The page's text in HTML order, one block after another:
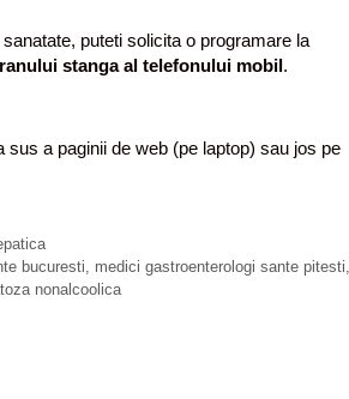
puteti solicita o programare la
stanga al telefonului mobil.
a paginii de web (pe laptop) sau jos pe
bucuresti medici gastroenterologi sante pitesti
nonalcoolica